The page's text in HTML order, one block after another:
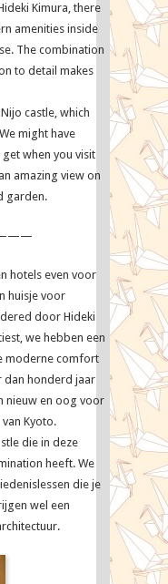
Kimura, there
amenities inside
The combination
to detail makes
castle, which
might have
when you visit
amazing view on
garden.
hotels even voor
huisje voor
door Hideki
we hebben een
moderne comfort
dan honderd jaar
nieuw en oog voor
Kyoto.
die in deze
heeft. We
die je
wel een